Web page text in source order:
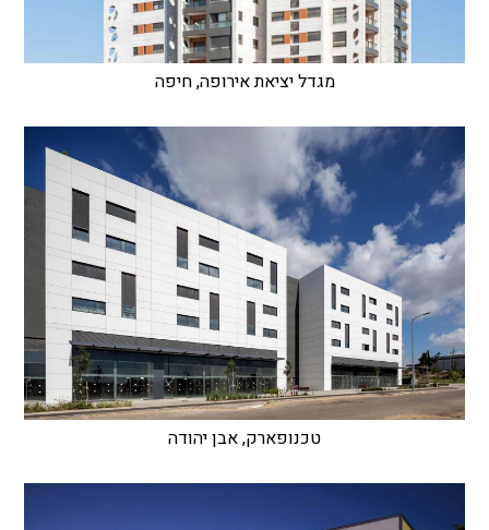
מגדל יציאת אירופה, חיפה
טכנופארק, אבן יהודה